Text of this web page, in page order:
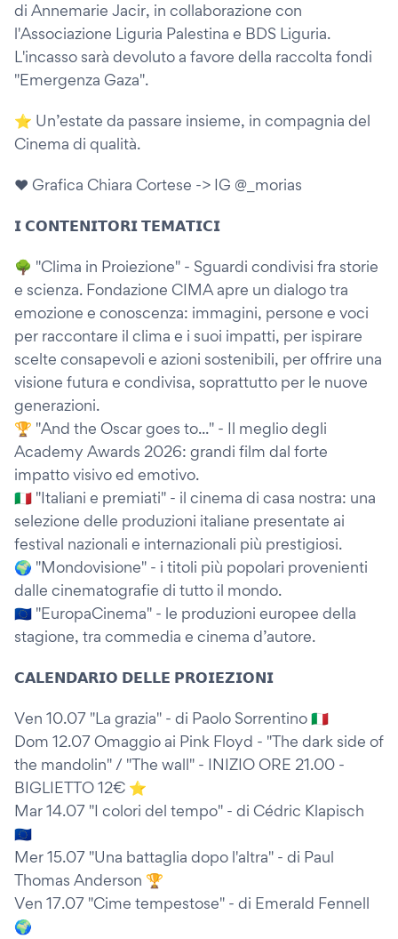
di Annemarie Jacir, in collaborazione con
l'Associazione Liguria Palestina e BDS Liguria.
L'incasso sarà devoluto a favore della raccolta fondi
"Emergenza Gaza".
⭐️ Un’estate da passare insieme, in compagnia del
Cinema di qualità.
❤️ Grafica Chiara Cortese -> IG @_morias
𝗜 𝗖𝗢𝗡𝗧𝗘𝗡𝗜𝗧𝗢𝗥𝗜 𝗧𝗘𝗠𝗔𝗧𝗜𝗖𝗜
🌳 "Clima in Proiezione" - Sguardi condivisi fra storie
e scienza. Fondazione CIMA apre un dialogo tra
emozione e conoscenza: immagini, persone e voci
per raccontare il clima e i suoi impatti, per ispirare
scelte consapevoli e azioni sostenibili, per offrire una
visione futura e condivisa, soprattutto per le nuove
generazioni.
🏆 "And the Oscar goes to..." - Il meglio degli
Academy Awards 2026: grandi film dal forte
impatto visivo ed emotivo.
🇮🇹 "Italiani e premiati" - il cinema di casa nostra: una
selezione delle produzioni italiane presentate ai
festival nazionali e internazionali più prestigiosi.
🌍 "Mondovisione" - i titoli più popolari provenienti
dalle cinematografie di tutto il mondo.
🇪🇺 "EuropaCinema" - le produzioni europee della
stagione, tra commedia e cinema d’autore.
𝗖𝗔𝗟𝗘𝗡𝗗𝗔𝗥𝗜𝗢 𝗗𝗘𝗟𝗟𝗘 𝗣𝗥𝗢𝗜𝗘𝗭𝗜𝗢𝗡𝗜
Ven 10.07 "La grazia" - di Paolo Sorrentino 🇮🇹
Dom 12.07 Omaggio ai Pink Floyd - "The dark side of
the mandolin" / "The wall" - INIZIO ORE 21.00 -
BIGLIETTO 12€ ⭐️
Mar 14.07 "I colori del tempo" - di Cédric Klapisch
🇪🇺
Mer 15.07 "Una battaglia dopo l'altra" - di Paul
Thomas Anderson 🏆
Ven 17.07 "Cime tempestose" - di Emerald Fennell
🌍